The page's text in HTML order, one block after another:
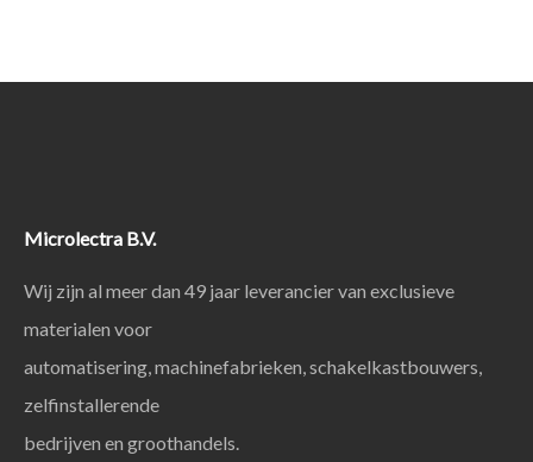
Microlectra B.V.
Wij zijn al meer dan 49 jaar leverancier van exclusieve
materialen voor
automatisering, machinefabrieken, schakelkastbouwers,
zelfinstallerende
bedrijven en groothandels.